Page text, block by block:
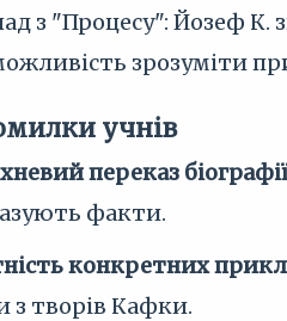
з "Процесу": Йозеф К.
зрозуміти
учнів
переказ
факти.
конкретних
з творів Кафки.